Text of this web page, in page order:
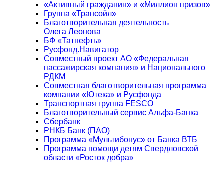
«Активный гражданин» и «Миллион призов»
Группа «Трансойл»
Благотворительная деятельность
Олега Леонова
БФ «Татнефть»
Русфонд.Навигатор
Совместный проект АО «Федеральная
пассажирская компания» и Национального
РДКМ
Совместная благотворительная программа
компании «Ютека» и Русфонда
Транспортная группа FESCO
Благотворительный сервис Альфа-Банка
Сбербанк
РНКБ Банк (ПАО)
Программа «Мультибонус» от Банка ВТБ
Программа помощи детям Свердловской
области «Росток добра»